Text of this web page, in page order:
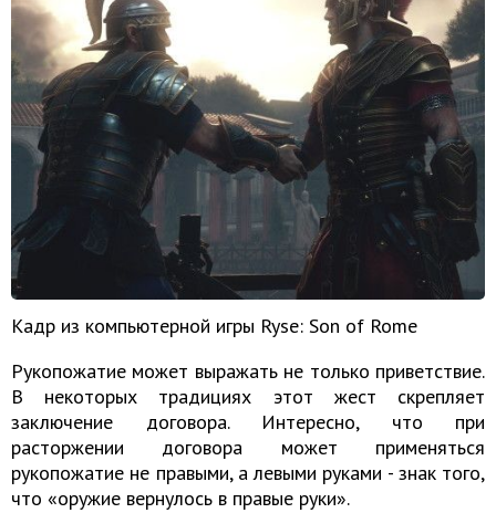
Кадр из компьютерной игры Ryse: Son of Rome
Рукопожатие может выражать не только приветствие.
В некоторых традициях этот жест скрепляет
заключение договора. Интересно, что при
расторжении договора может применяться
рукопожатие не правыми, а левыми руками - знак того,
что «оружие вернулось в правые руки».